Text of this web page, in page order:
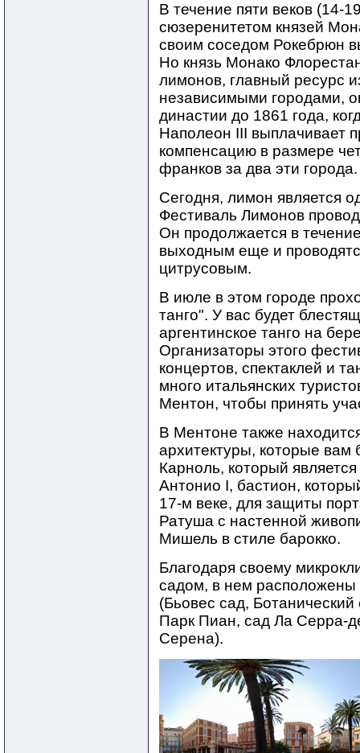
В течение пяти веков (14-
сюзеренитетом князей
своим соседом Рокебрюн
Но князь Монако
лимонов, главный ресурс
независимыми городами,
династии до 1861 года,
Наполеон III выплачивает
компенсацию в размере
франков за два эти города.
Сегодня, лимон является
Фестиваль Лимонов
Он продолжается в
выходным еще и
цитрусовым.
В июле в этом городе
танго". У вас будет
аргентинское танго на
Организаторы этого
концертов, спектаклей и
много итальянских
Ментон, чтобы принять
В Ментоне также
архитектуры, которые вам
Карноль, который
Антонио I, бастион,
17-м веке, для защиты
Ратуша с настенной
Мишель в стиле барокко.
Благодаря своему
садом, в нем расположены
(Бьовес сад,
Парк Пиан, сад Ла Серра-
Серена).